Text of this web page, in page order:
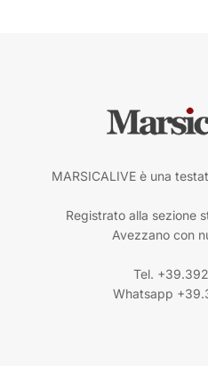
MARSICALIVE è una
Registrato alla sezione
Avezzano con
Tel.
Whatsapp